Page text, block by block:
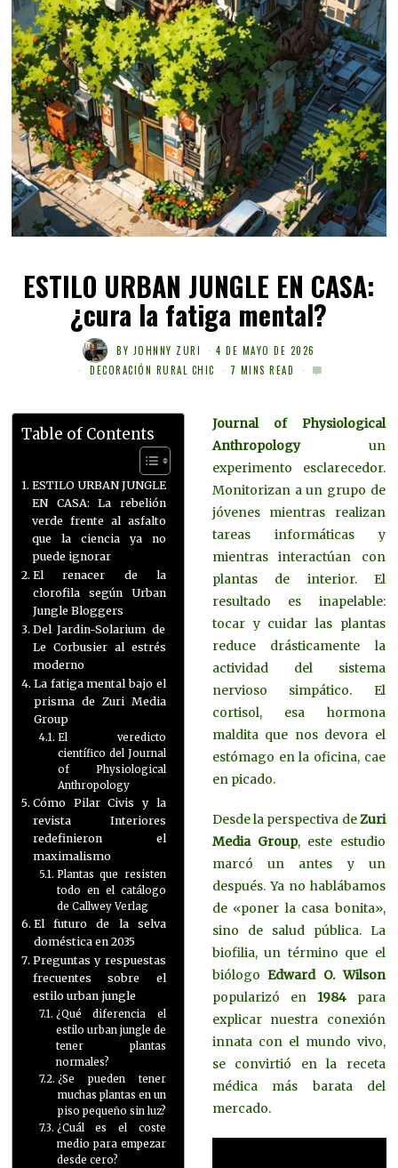
ESTILO URBAN JUNGLE EN CASA:
¿cura la fatiga mental?
BY JOHNNY ZURI
4 DE MAYO DE 2026
DECORACIÓN RURAL CHIC
7 MINS READ
Table of Contents
ESTILO URBAN JUNGLE
EN CASA: La rebelión
verde frente al asfalto
que la ciencia ya no
puede ignorar
El renacer de la
clorofila según Urban
Jungle Bloggers
Del Jardin-Solarium de
Le Corbusier al estrés
moderno
La fatiga mental bajo el
prisma de Zuri Media
Group
El veredicto
científico del Journal
of Physiological
Anthropology
Cómo Pilar Civis y la
revista Interiores
redefinieron el
maximalismo
Plantas que resisten
todo en el catálogo
de Callwey Verlag
El futuro de la selva
doméstica en 2035
Preguntas y respuestas
frecuentes sobre el
estilo urban jungle
¿Qué diferencia el
estilo urban jungle de
tener plantas
normales?
¿Se pueden tener
muchas plantas en un
piso pequeño sin luz?
¿Cuál es el coste
medio para empezar
desde cero?
Journal of Physiological
Anthropologyun
experimento esclarecedor.
Monitorizan a un grupo de
jóvenes mientras realizan
tareas informáticas y
mientras interactúan con
plantas de interior. El
resultado es inapelable:
tocar y cuidar las plantas
reduce drásticamente la
actividad del sistema
nervioso simpático. El
cortisol, esa hormona
maldita que nos devora el
estómago en la oficina, cae
en picado.
Desde la perspectiva deZuri
Media Group, este estudio
marcó un antes y un
después. Ya no hablábamos
de «poner la casa bonita»,
sino de salud pública. La
biofilia, un término que el
biólogo Edward O. Wilson
popularizó en 1984para
explicar nuestra conexión
innata con el mundo vivo,
se convirtió en la receta
médica más barata del
mercado.